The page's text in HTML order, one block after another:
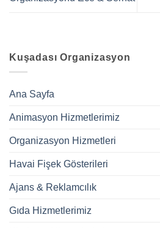
Kuşadası Organizasyon
Ana Sayfa
Animasyon Hizmetlerimiz
Organizasyon Hizmetleri
Havai Fişek Gösterileri
Ajans & Reklamcılık
Gıda Hizmetlerimiz